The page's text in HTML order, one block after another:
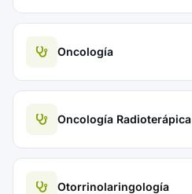
Oncología
Oncología Radioterápica
Otorrinolaringología